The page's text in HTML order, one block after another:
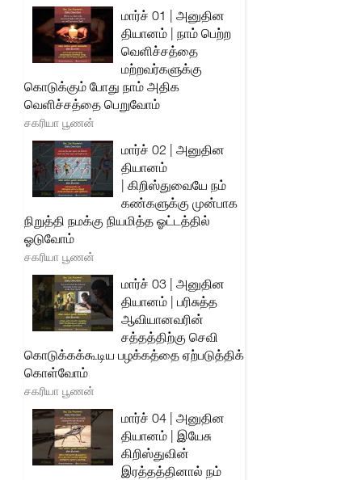
மார்ச் 01 | அனுதின
தியானம் | நாம் பெற்ற
வெளிச்சத்தை
மற்றவர்களுக்கு
கொடுக்கும் போது நாம் அதிக
வெளிச்சத்தை பெறுவோம்
சகரியா பூணன்
மார்ச் 02 | அனுதின
தியானம்
| கிறிஸ்துவையே நம்
கண்களுக்கு முன்பாக
நிறுத்தி நமக்கு நியமித்த ஓட்டத்தில்
ஓடுவோம்
சகரியா பூணன்
மார்ச் 03 | அனுதின
தியானம் | பரிசுத்த
ஆவியானவரின்
சத்தத்திற்கு செவி
கொடுக்கக்கூடிய பழக்கத்தை ஏற்படுத்திக்
கொள்வோம்
சகரியா பூணன்
மார்ச் 04 | அனுதின
தியானம் | இயேசு
கிறிஸ்துவின்
இரத்தத்தினால் நம்